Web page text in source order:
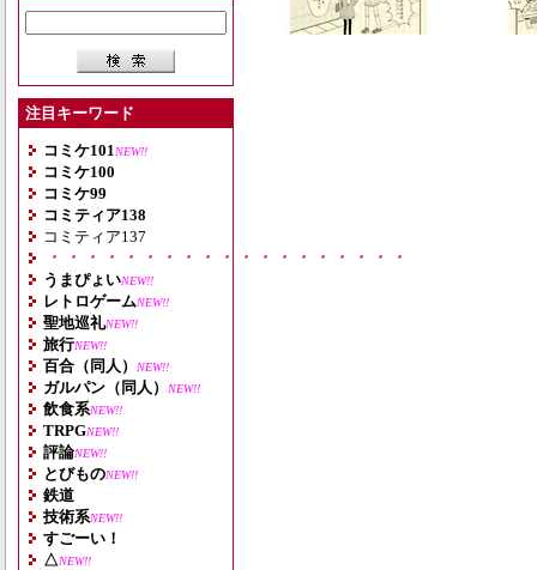
注目キーワード
コミケ101 NEW!!
コミケ100
コミケ99
コミティア138
コミティア137
・・・・・・・・・・・・・・・・・・・
うまぴょいNEW!!
レトロゲームNEW!!
聖地巡礼NEW!!
旅行NEW!!
百合（同人） NEW!!
ガルパン（同人） NEW!!
飲食系NEW!!
TRPGNEW!!
評論NEW!!
とびものNEW!!
鉄道
技術系NEW!!
すごーい！
△NEW!!